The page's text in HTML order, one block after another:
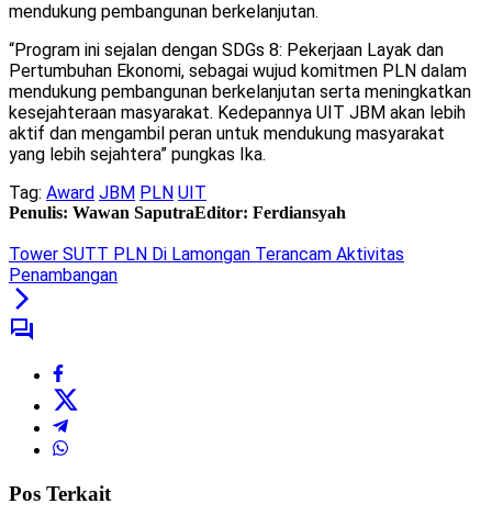
mendukung pembangunan berkelanjutan.
“Program ini sejalan dengan SDGs 8: Pekerjaan Layak dan
Pertumbuhan Ekonomi, sebagai wujud komitmen PLN dalam
mendukung pembangunan berkelanjutan serta meningkatkan
kesejahteraan masyarakat. Kedepannya UIT JBM akan lebih
aktif dan mengambil peran untuk mendukung masyarakat
yang lebih sejahtera” pungkas Ika.
Tag: Award JBM PLN UIT
Penulis: Wawan SaputraEditor: Ferdiansyah
Tower SUTT PLN Di Lamongan Terancam Aktivitas
Penambangan
Pos Terkait